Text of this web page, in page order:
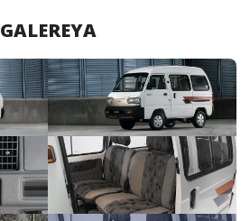
GALEREYA